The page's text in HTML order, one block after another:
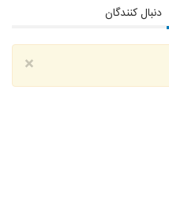
دنبال کنندگان
×